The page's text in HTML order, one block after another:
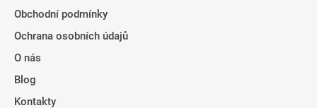
Obchodní podmínky
Ochrana osobních údajů
O nás
Blog
Kontakty